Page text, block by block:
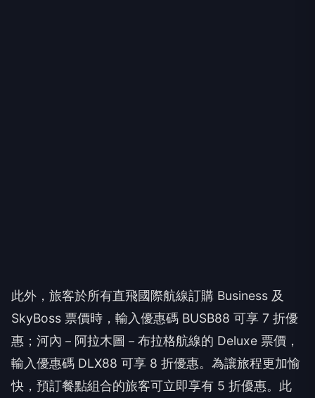
此外，旅客於所有直飛國際航線訂購 Business 及
SkyBoss 票價時，輸入優惠碼 BUSB88 可享 7 折優
惠；河內－阿拉木圖－布拉格航線的 Deluxe 票價，
輸入優惠碼 DLX88 可享 8 折優惠。為讓旅程更加愉
快，預訂餐點組合的旅客可立即享有 5 折優惠。此